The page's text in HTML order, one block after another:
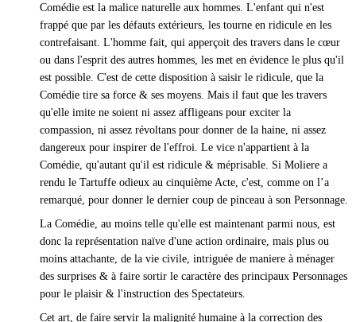
Comédie est la malice naturelle aux hommes. L'enfant qui n'est
frappé que par les défauts extérieurs, les tourne en ridicule en les
contrefaisant. L'homme fait, qui apperçoit des travers dans le cœur
ou dans l'esprit des autres hommes, les met en évidence le plus qu'il
est possible. C'est de cette disposition à saisir le ridicule, que la
Comédie tire sa force & ses moyens. Mais il faut que les travers
qu'elle imite ne soient ni assez affligeans pour exciter la
compassion, ni assez révoltans pour donner de la haine, ni assez
dangereux pour inspirer de l'effroi. Le vice n'appartient à la
Comédie, qu'autant qu'il est ridicule & méprisable. Si Moliere a
rendu le Tartuffe odieux au cinquième Acte, c'est, comme on l’a
remarqué, pour donner le dernier coup de pinceau à son Personnage.
La Comédie, au moins telle qu'elle est maintenant parmi nous, est
donc la représentation naïve d'une action ordinaire, mais plus ou
moins attachante, de la vie civile, intriguée de maniere à ménager
des surprises & à faire sortir le caractère des principaux Personnages
pour le plaisir & l'instruction des Spectateurs.
Cet art, de faire servir la malignité humaine à la correction des